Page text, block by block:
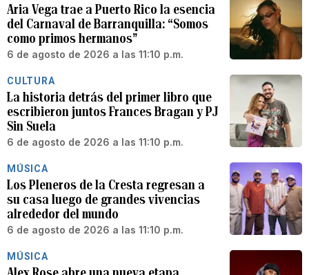
Aria Vega trae a Puerto Rico la esencia
del Carnaval de Barranquilla: “Somos
como primos hermanos”
6 de agosto de 2026 a las 11:10 p.m.
CULTURA
La historia detrás del primer libro que
escribieron juntos Frances Bragan y PJ
Sin Suela
6 de agosto de 2026 a las 11:10 p.m.
MÚSICA
Los Pleneros de la Cresta regresan a
su casa luego de grandes vivencias
alrededor del mundo
6 de agosto de 2026 a las 11:10 p.m.
MÚSICA